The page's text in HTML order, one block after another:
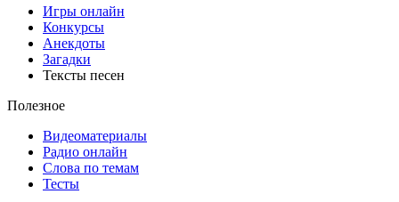
Игры онлайн
Конкурсы
Анекдоты
Загадки
Тексты песен
Полезное
Видеоматериалы
Радио онлайн
Слова по темам
Тесты